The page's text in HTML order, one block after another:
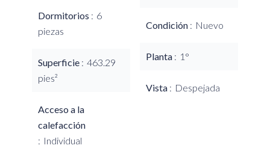
Dormitorios
6
piezas
Superficie
463.29
pies²
Acceso a la
calefacción
Individual
Condición Nuevo
Planta 1°
Vista Despejada